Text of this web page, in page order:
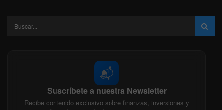
📬
Suscríbete a nuestra Newsletter
Recibe contenido exclusivo sobre finanzas, inversiones y